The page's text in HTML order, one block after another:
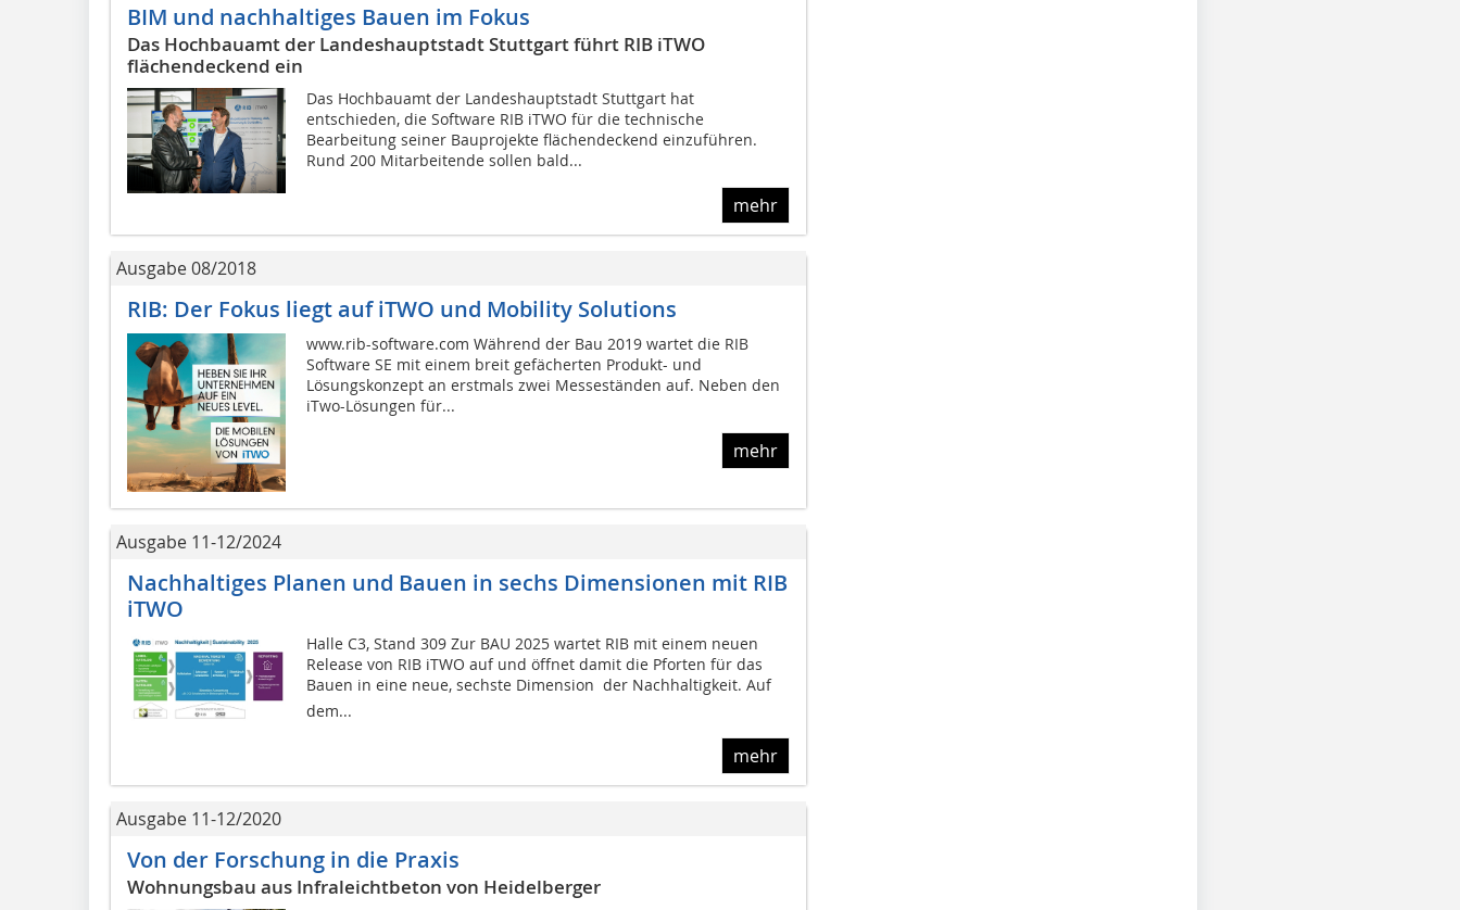
BIM und nachhaltiges Bauen im Fokus
Das Hochbauamt der Landeshauptstadt Stuttgart führt RIB iTWO
flächendeckend ein
Das Hochbauamt der Landeshauptstadt Stuttgart hat
entschieden, die Software RIB iTWO für die technische
Bearbeitung seiner Bauprojekte flächendeckend einzuführen.
Rund 200 Mitarbeitende sollen bald...
mehr
Ausgabe 08/2018
RIB: Der Fokus liegt auf iTWO und Mobility Solutions
www.rib-software.com Während der Bau 2019 wartet die RIB
Software SE mit einem breit gefächerten Produkt- und
Lösungskonzept an erstmals zwei Messeständen auf. Neben den
iTwo-Lösungen für...
mehr
Ausgabe 11-12/2024
Nachhaltiges Planen und Bauen in sechs Dimensionen mit RIB
iTWO
Halle C3, Stand 309 Zur BAU 2025 wartet RIB mit einem neuen
Release von RIB iTWO auf und öffnet damit die Pforten für das
Bauen in eine neue, sechste Dimension  der Nachhaltigkeit. Auf
dem...
mehr
Ausgabe 11-12/2020
Von der Forschung in die Praxis
Wohnungsbau aus Infraleichtbeton von Heidelberger